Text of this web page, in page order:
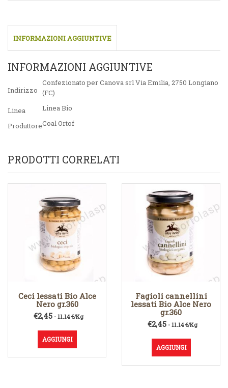
INFORMAZIONI AGGIUNTIVE
INFORMAZIONI AGGIUNTIVE
Indirizzo
Confezionato per Canova srl Via Emilia, 2750 Longiano
(FC)
Linea
Linea Bio
ProduttoreCoal Ortof
PRODOTTI CORRELATI
Ceci lessati Bio Alce
Nero gr.360
€2,45- 11.14 €/Kg
AGGIUNGI
Fagioli cannellini
lessati Bio Alce Nero
gr.360
€2,45- 11.14 €/Kg
AGGIUNGI